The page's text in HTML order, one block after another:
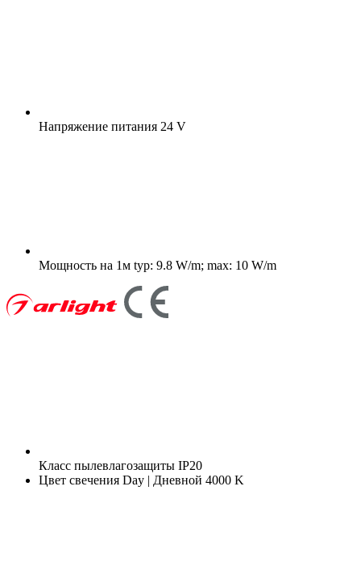
Напряжение питания 24 V
Мощность на 1м typ: 9.8 W/m; max: 10 W/m
Класс пылевлагозащиты IP20
Цвет свечения Day | Дневной 4000 K